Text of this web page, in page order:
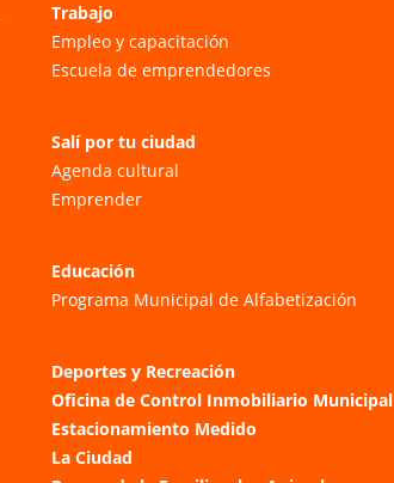
Trabajo
Empleo y capacitación
Escuela de emprendedores
Salí por tu ciudad
Agenda cultural
Emprender
Educación
Programa Municipal de Alfabetización
Deportes y Recreación
Oficina de Control Inmobiliario Municipal
Estacionamiento Medido
La Ciudad